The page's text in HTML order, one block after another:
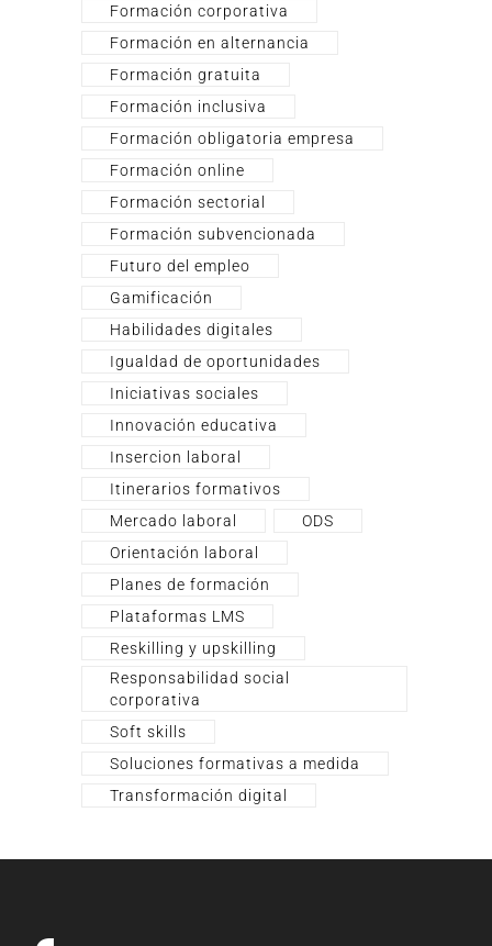
Formación corporativa
Formación en alternancia
Formación gratuita
Formación inclusiva
Formación obligatoria empresa
Formación online
Formación sectorial
Formación subvencionada
Futuro del empleo
Gamificación
Habilidades digitales
Igualdad de oportunidades
Iniciativas sociales
Innovación educativa
Insercion laboral
Itinerarios formativos
Mercado laboral
ODS
Orientación laboral
Planes de formación
Plataformas LMS
Reskilling y upskilling
Responsabilidad social
corporativa
Soft skills
Soluciones formativas a medida
Transformación digital